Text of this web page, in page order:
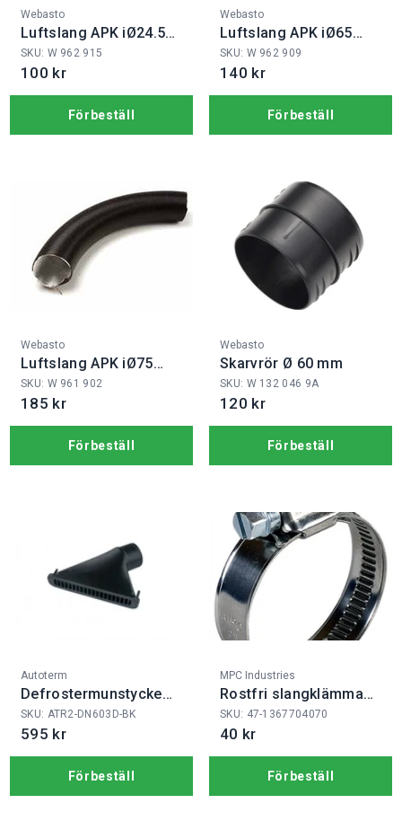
Fabrikat:
Webasto
Luftslang APK iØ24.5
mm
SKU: W 962 915
100 kr
Förbeställ
Fabrikat:
Webasto
Luftslang APK iØ65
mm
SKU: W 962 909
140 kr
Förbeställ
Fabrikat:
Webasto
Luftslang APK iØ75
mm
SKU: W 961 902
185 kr
Förbeställ
Fabrikat:
Webasto
Skarvrör Ø 60 mm
SKU: W 132 046 9A
120 kr
Förbeställ
Fabrikat:
Autoterm
Defrostermunstycke
60mm
SKU: ATR2-DN603D-BK
595 kr
Förbeställ
Fabrikat:
MPC Industries
Rostfri slangklämma
60-80/12
SKU: 47-1367704070
40 kr
Förbeställ